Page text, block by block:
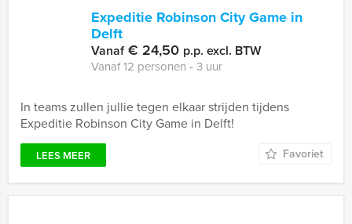
Expeditie Robinson City Game in
Delft
Vanaf€ 24,50 p.p. excl. BTW
Vanaf 12 personen ‐ 3 uur
In teams zullen jullie tegen elkaar strijden tijdens
Expeditie Robinson City Game in Delft!
LEES MEER Favoriet